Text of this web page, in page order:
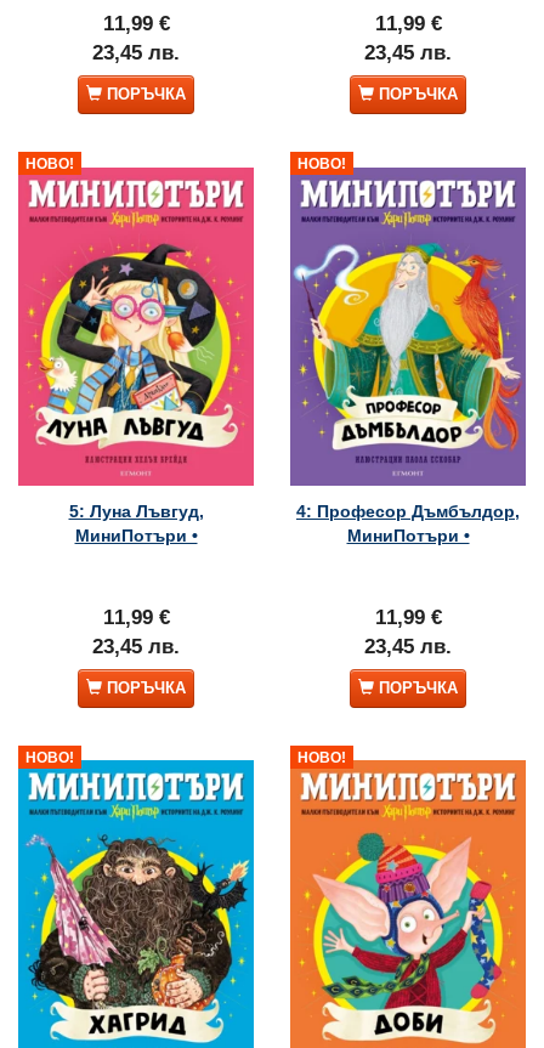
11,99 €
23,45 лв.
ПОРЪЧКА
11,99 €
23,45 лв.
ПОРЪЧКА
НОВО!
5: Луна Лъвгуд,
МиниПотъри •
11,99 €
23,45 лв.
ПОРЪЧКА
НОВО!
4: Професор Дъмбълдор,
МиниПотъри •
11,99 €
23,45 лв.
ПОРЪЧКА
НОВО! НОВО!